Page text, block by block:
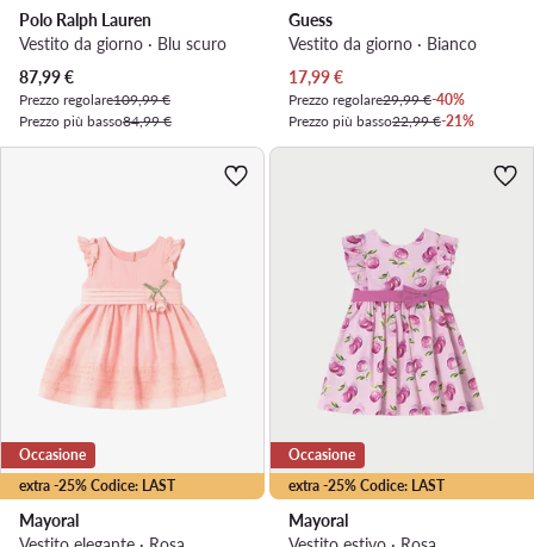
Polo Ralph Lauren
Vestito da giorno · Blu scuro
Prezzo attuale
87,99€
Prezzo regolare109,99 €
Prezzo più basso84,99 €
Guess
Vestito da giorno · Bianco
Prezzo attuale
17,99€
Prezzo regolare29,99 €-40%
Prezzo più basso22,99 €-21%
extra -25% Codice: LAST
Occasione
Mayoral
extra -25% Codice: LAST
Occasione
Mayoral